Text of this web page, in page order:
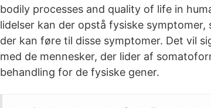
bodily processes and quality of life in
lidelser kan der opstå fysiske
der kan føre til disse symptomer. Det vil
med de mennesker, der lider af
behandling for de fysiske gener.